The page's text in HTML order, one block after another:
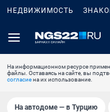
НЕДВИЖИМОСТЬ
На информационном ресурсе
файлы. Оставаясь на сайте, вы
согласиена их использование.
На автодоме — в Турцию